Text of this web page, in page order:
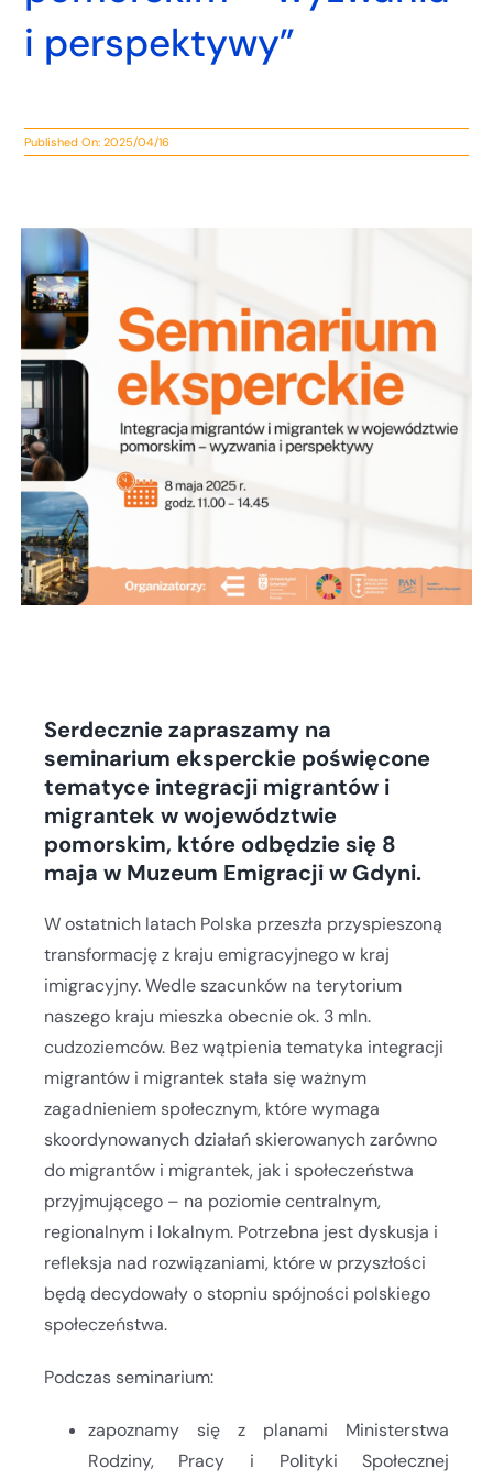
i perspektywy”
Published On: 2025/04/16
Serdecznie zapraszamy na
seminarium eksperckie poświęcone
tematyce integracji migrantów i
migrantek w województwie
pomorskim, które odbędzie się 8
maja w Muzeum Emigracji w Gdyni.
W ostatnich latach Polska przeszła przyspieszoną
transformację z kraju emigracyjnego w kraj
imigracyjny. Wedle szacunków na terytorium
naszego kraju mieszka obecnie ok. 3 mln.
cudzoziemców. Bez wątpienia tematyka integracji
migrantów i migrantek stała się ważnym
zagadnieniem społecznym, które wymaga
skoordynowanych działań skierowanych zarówno
do migrantów i migrantek, jak i społeczeństwa
przyjmującego – na poziomie centralnym,
regionalnym i lokalnym. Potrzebna jest dyskusja i
refleksja nad rozwiązaniami, które w przyszłości
będą decydowały o stopniu spójności polskiego
społeczeństwa.
Podczas seminarium:
zapoznamy się z planami Ministerstwa
Rodziny, Pracy i Polityki Społecznej